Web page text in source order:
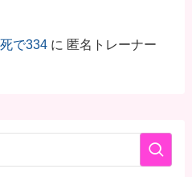
で334に 匿名トレーナー